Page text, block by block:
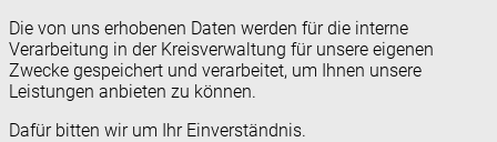
Die von uns erhobenen Daten werden für die interne
Verarbeitung in der Kreisverwaltung für unsere eigenen
Zwecke gespeichert und verarbeitet, um Ihnen unsere
Leistungen anbieten zu können.
Dafür bitten wir um Ihr Einverständnis.